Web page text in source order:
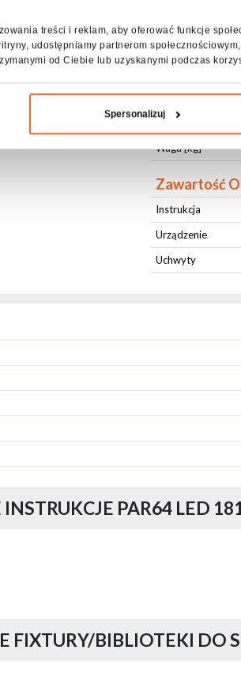
treści i reklam, aby oferować funkcje
udostępniamy partnerom
od Ciebie lub uzyskanymi podczas
Spersonalizuj
Chłodzenie
Szerokość [cm]
Wysokość [cm]
Waga [kg]
Zawartość
Instrukcja
Urządzenie
Uchwyty
PAR64 LED
FIXTURY/BIBLIOTEKI DO